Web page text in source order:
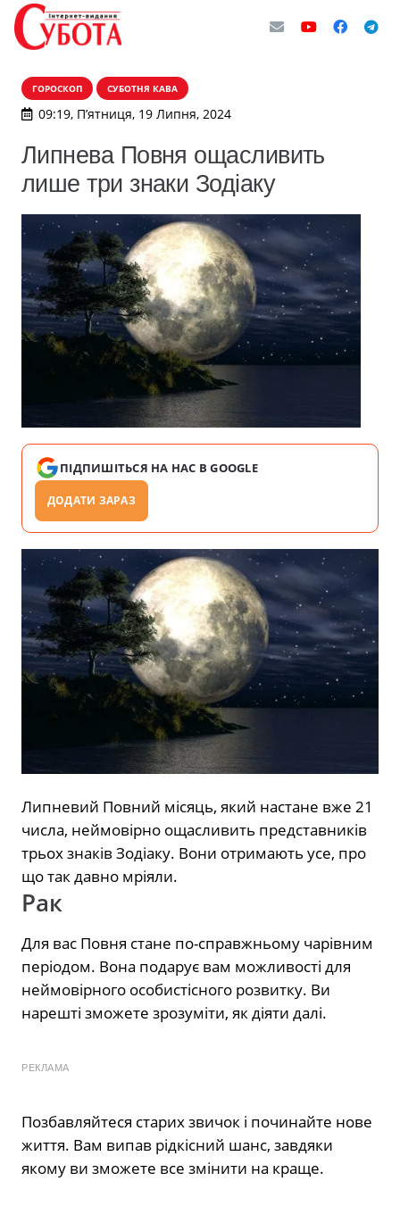
ГОРОСКОП СУБОТНЯ КАВА
09:19, П’ятниця, 19 Липня, 2024
Липнева Повня ощасливить
лише три знаки Зодіаку
ПІДПИШІТЬСЯ НА НАС В GOOGLE
ДОДАТИ ЗАРАЗ
Липневий Повний місяць, який настане вже 21
числа, неймовірно ощасливить представників
трьох знаків Зодіаку. Вони отримають усе, про
що так давно мріяли.
Рак
Для вас Повня стане по-справжньому чарівним
періодом. Вона подарує вам можливості для
неймовірного особистісного розвитку. Ви
нарешті зможете зрозуміти, як діяти далі.
РЕКЛАМА
Позбавляйтеся старих звичок і починайте нове
життя. Вам випав рідкісний шанс, завдяки
якому ви зможете все змінити на краще.